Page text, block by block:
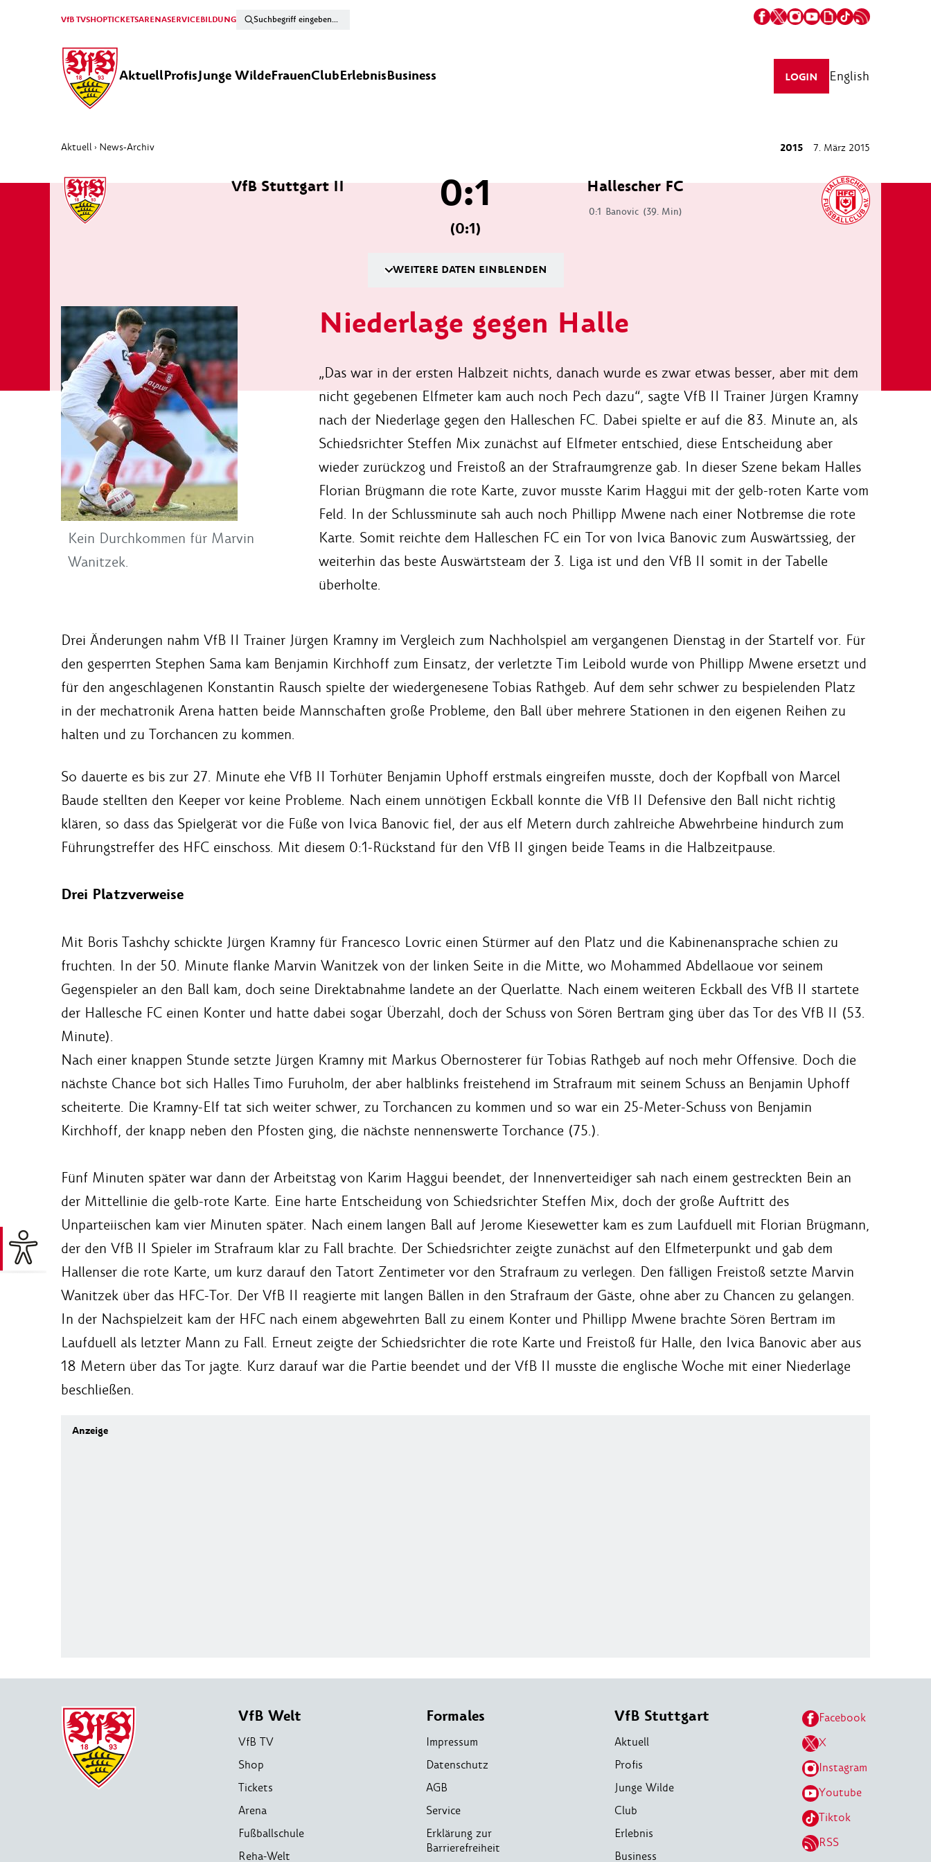
VfB TVSHOPTICKETSARENASERVICEBILDUNG
AktuellProfisJunge WildeFrauenClubErlebnisBusiness LOGIN English
Aktuell › News-Archiv 2015 7. März 2015
VfB Stuttgart II Hallescher FC
0:1 Banovic (39. Min)
0:1
(0:1)
WEITERE DATEN EINBLENDEN
Kein Durchkommen für Marvin
Wanitzek.
Niederlage gegen Halle
„Das war in der ersten Halbzeit nichts, danach wurde es zwar etwas besser, aber mit dem
nicht gegebenen Elfmeter kam auch noch Pech dazu“, sagte VfB II Trainer Jürgen Kramny
nach der Niederlage gegen den Halleschen FC. Dabei spielte er auf die 83. Minute an, als
Schiedsrichter Steffen Mix zunächst auf Elfmeter entschied, diese Entscheidung aber
wieder zurückzog und Freistoß an der Strafraumgrenze gab. In dieser Szene bekam Halles
Florian Brügmann die rote Karte, zuvor musste Karim Haggui mit der gelb-roten Karte vom
Feld. In der Schlussminute sah auch noch Phillipp Mwene nach einer Notbremse die rote
Karte. Somit reichte dem Halleschen FC ein Tor von Ivica Banovic zum Auswärtssieg, der
weiterhin das beste Auswärtsteam der 3. Liga ist und den VfB II somit in der Tabelle
überholte.
Drei Änderungen nahm VfB II Trainer Jürgen Kramny im Vergleich zum Nachholspiel am vergangenen Dienstag in der Startelf vor. Für
den gesperrten Stephen Sama kam Benjamin Kirchhoff zum Einsatz, der verletzte Tim Leibold wurde von Phillipp Mwene ersetzt und
für den angeschlagenen Konstantin Rausch spielte der wiedergenesene Tobias Rathgeb. Auf dem sehr schwer zu bespielenden Platz
in der mechatronik Arena hatten beide Mannschaften große Probleme, den Ball über mehrere Stationen in den eigenen Reihen zu
halten und zu Torchancen zu kommen.
So dauerte es bis zur 27. Minute ehe VfB II Torhüter Benjamin Uphoff erstmals eingreifen musste, doch der Kopfball von Marcel
Baude stellten den Keeper vor keine Probleme. Nach einem unnötigen Eckball konnte die VfB II Defensive den Ball nicht richtig
klären, so dass das Spielgerät vor die Füße von Ivica Banovic fiel, der aus elf Metern durch zahlreiche Abwehrbeine hindurch zum
Führungstreffer des HFC einschoss. Mit diesem 0:1-Rückstand für den VfB II gingen beide Teams in die Halbzeitpause.
Drei Platzverweise
Mit Boris Tashchy schickte Jürgen Kramny für Francesco Lovric einen Stürmer auf den Platz und die Kabinenansprache schien zu
fruchten. In der 50. Minute flanke Marvin Wanitzek von der linken Seite in die Mitte, wo Mohammed Abdellaoue vor seinem
Gegenspieler an den Ball kam, doch seine Direktabnahme landete an der Querlatte. Nach einem weiteren Eckball des VfB II startete
der Hallesche FC einen Konter und hatte dabei sogar Überzahl, doch der Schuss von Sören Bertram ging über das Tor des VfB II (53.
Minute).
Nach einer knappen Stunde setzte Jürgen Kramny mit Markus Obernosterer für Tobias Rathgeb auf noch mehr Offensive. Doch die
nächste Chance bot sich Halles Timo Furuholm, der aber halblinks freistehend im Strafraum mit seinem Schuss an Benjamin Uphoff
scheiterte. Die Kramny-Elf tat sich weiter schwer, zu Torchancen zu kommen und so war ein 25-Meter-Schuss von Benjamin
Kirchhoff, der knapp neben den Pfosten ging, die nächste nennenswerte Torchance (75.).
Fünf Minuten später war dann der Arbeitstag von Karim Haggui beendet, der Innenverteidiger sah nach einem gestreckten Bein an
der Mittellinie die gelb-rote Karte. Eine harte Entscheidung von Schiedsrichter Steffen Mix, doch der große Auftritt des
Unparteiischen kam vier Minuten später. Nach einem langen Ball auf Jerome Kiesewetter kam es zum Laufduell mit Florian Brügmann,
der den VfB II Spieler im Strafraum klar zu Fall brachte. Der Schiedsrichter zeigte zunächst auf den Elfmeterpunkt und gab dem
Hallenser die rote Karte, um kurz darauf den Tatort Zentimeter vor den Strafraum zu verlegen. Den fälligen Freistoß setzte Marvin
Wanitzek über das HFC-Tor. Der VfB II reagierte mit langen Bällen in den Strafraum der Gäste, ohne aber zu Chancen zu gelangen.
In der Nachspielzeit kam der HFC nach einem abgewehrten Ball zu einem Konter und Phillipp Mwene brachte Sören Bertram im
Laufduell als letzter Mann zu Fall. Erneut zeigte der Schiedsrichter die rote Karte und Freistoß für Halle, den Ivica Banovic aber aus
18 Metern über das Tor jagte. Kurz darauf war die Partie beendet und der VfB II musste die englische Woche mit einer Niederlage
beschließen.
VfB Welt
VfB TV
Shop
Tickets
Arena
Fußballschule
Reha-Welt
Formales
Impressum
Datenschutz
AGB
Service
Erklärung zur
Barrierefreiheit
VfB Stuttgart
Aktuell
Profis
Junge Wilde
Club
Erlebnis
Business
Facebook
X
Instagram
Youtube
Tiktok
RSS